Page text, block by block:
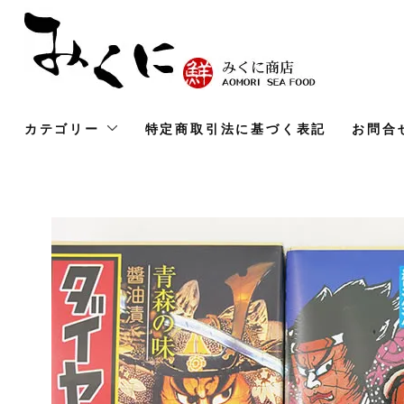
カテゴリー 特定商取引法に基づく表記 お問合